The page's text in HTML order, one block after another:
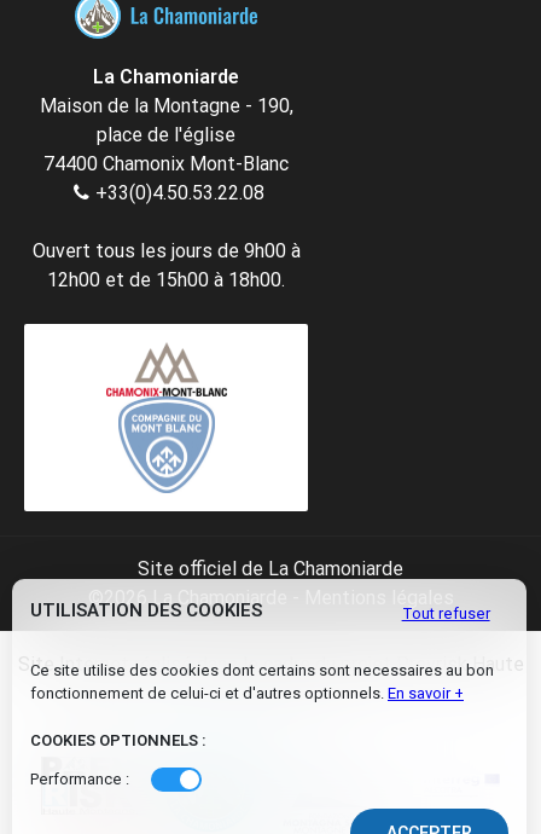
Tout refuser
UTILISATION DES COOKIES
Ce site utilise des cookies dont certains sont necessaires au bon
fonctionnement de celui-ci et d'autres optionnels. En savoir +
COOKIES OPTIONNELS :
Performance : e
La Chamoniarde
Maison de la Montagne - 190,
place de l'église
74400 Chamonix Mont-Blanc
+33(0)4.50.53.22.08
Ouvert tous les jours de 9h00 à
12h00 et de 15h00 à 18h00.
Site officiel de La Chamoniarde
©2026 La Chamoniarde -
Site Internet réalisé dans le cadre du projet Prevrisk Haute
Montagne